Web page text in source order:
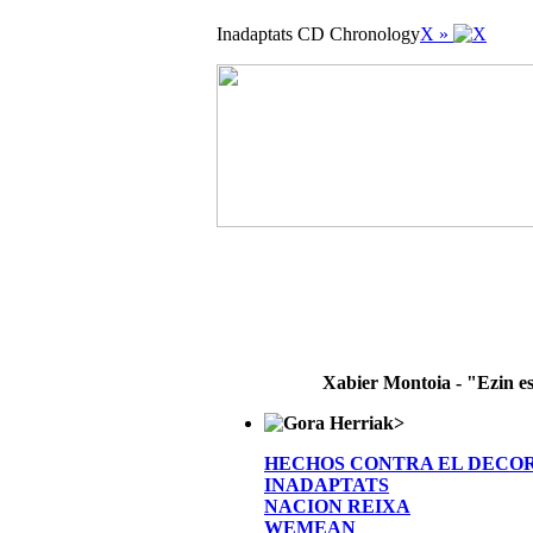
Inadaptats CD ChronologyX »
Xabier Montoia - "Ezin
>
HECHOS CONTRA EL
INADAPTATS
NACION REIXA
WEMEAN